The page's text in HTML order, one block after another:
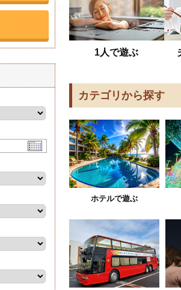
1人で遊ぶ
カテゴリから探す
ホテルで遊ぶ